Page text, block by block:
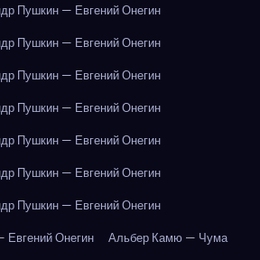
Пушкин — Евгений Онегин
Пушкин — Евгений Онегин
Пушкин — Евгений Онегин
Пушкин — Евгений Онегин
Пушкин — Евгений Онегин
Пушкин — Евгений Онегин
Пушкин — Евгений Онегин
Онегин
Альбер Камю — Чума